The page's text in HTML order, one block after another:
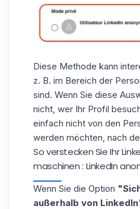
Diese Methode kann
z. B. im Bereich der
sind. Wenn Sie diese
nicht, wer Ihr Profil
einfach nicht von den
werden möchten, nach
So verstecken Sie Ihr
maschinen : LinkedIn
Wenn Sie die Option
außerhalb von